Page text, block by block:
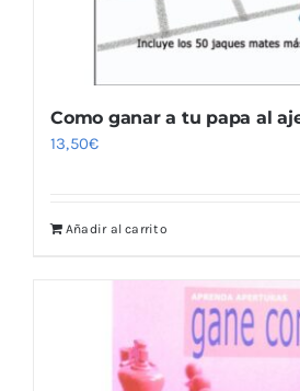
Como ganar a tu papa al
13,50€
Añadir al carrito